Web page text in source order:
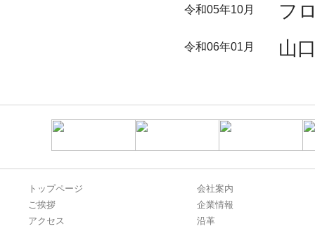
令和05年10月 フ
令和06年01月 山
トップページ
ご挨拶
アクセス
会社案内
企業情報
沿革